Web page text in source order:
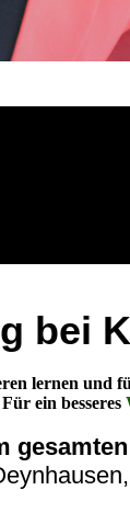
bei
lernen und
Für ein besseres